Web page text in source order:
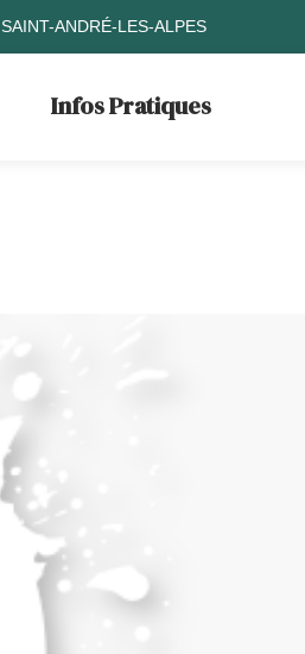
SAINT-ANDRÉ-LES-ALPES
Infos Pratiques